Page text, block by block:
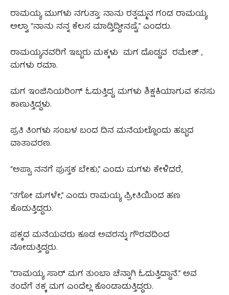
ರಾಮಯ್ಯ ಮುಗಳು ನಗುತ್ತಾ: ನಾನು ರತ್ನಮ್ಮನ ಗಂಡ ರಾಮಯ್ಯ
ಅಲ್ವಾ “ನಾನು ನನ್ನ ಕೆಲಸ ಮಾಡ್ತಿದ್ದೀನಷ್ಟೆ.” ಎಂದರು.
ರಾಮಯ್ಯನವರಿಗೆ ಇಬ್ಬರು ಮಕ್ಕಳು ಮಗ ದೊಡ್ಡವ ರಮೇಶ್ ,
ಮಗಳು ರಮಾ.
ಮಗ ಇಂಜಿನಿಯರಿಂಗ್ ಓದುತ್ತಿದ್ದ. ಮಗಳು ಶಿಕ್ಷಕಿಯಾಗುವ ಕನಸು
ಕಾಣುತ್ತಿದ್ದಳು.
ಪ್ರತಿ ತಿಂಗಳು ಸಂಬಳ ಬಂದ ದಿನ ಮನೆಯಲ್ಲೊಂದು ಹಬ್ಬದ
ವಾತಾವರಣ.
“ಅಪ್ಪಾ, ನನಗೆ ಪುಸ್ತಕ ಬೇಕು,” ಎಂದು ಮಗಳು ಕೇಳಿದರೆ,
“ತಗೋ ಮಗಳೇ,” ಎಂದು ರಾಮಯ್ಯ ಪ್ರೀತಿಯಿಂದ ಹಣ
ಕೊಡುತ್ತಿದ್ದರು.
ಪಕ್ಕದ ಮನೆಯವರು ಕೂಡ ಅವರನ್ನು ಗೌರವದಿಂದ
ನೋಡುತ್ತಿದ್ದರು.
“ರಾಮಯ್ಯ ಸಾರ್ ಮಗ ತುಂಬಾ ಚೆನ್ನಾಗಿ ಓದುತ್ತಿದ್ದಾನೆ.” ಅವ
ತಂದೆಗೆ ತಕ್ಕ ಮಗ ಎಂದೆಲ್ಲ ಕೊಂಡಾಡುತ್ತಿದ್ದರು.